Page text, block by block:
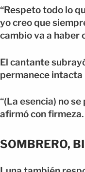
“Respeto todo lo
yo creo que
cambio va a haber
El cantante
permanece intacta
“(La esencia) no
afirmó con firmeza.
SOMBRERO,